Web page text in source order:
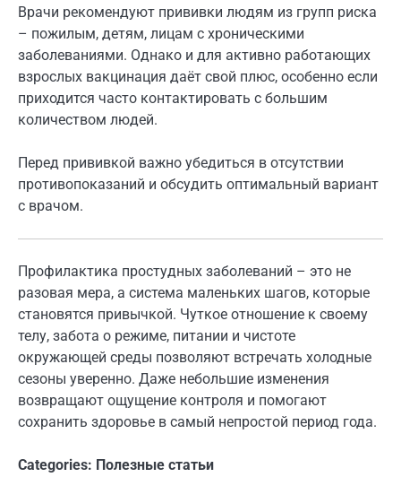
Врачи рекомендуют прививки людям из групп риска
– пожилым, детям, лицам с хроническими
заболеваниями. Однако и для активно работающих
взрослых вакцинация даёт свой плюс, особенно если
приходится часто контактировать с большим
количеством людей.
Перед прививкой важно убедиться в отсутствии
противопоказаний и обсудить оптимальный вариант
с врачом.
Профилактика простудных заболеваний – это не
разовая мера, а система маленьких шагов, которые
становятся привычкой. Чуткое отношение к своему
телу, забота о режиме, питании и чистоте
окружающей среды позволяют встречать холодные
сезоны уверенно. Даже небольшие изменения
возвращают ощущение контроля и помогают
сохранить здоровье в самый непростой период года.
Categories: Полезные статьи